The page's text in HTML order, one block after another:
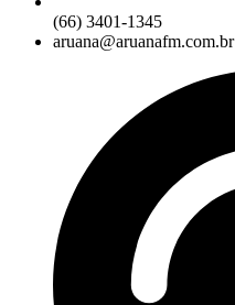
(66) 3401-1345
aruana@aruanafm.com.br